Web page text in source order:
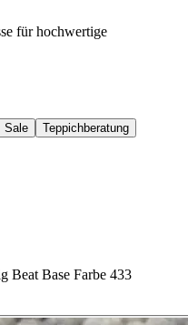
für hochwertige
Sale Teppichberatung
Beat Base Farbe 433